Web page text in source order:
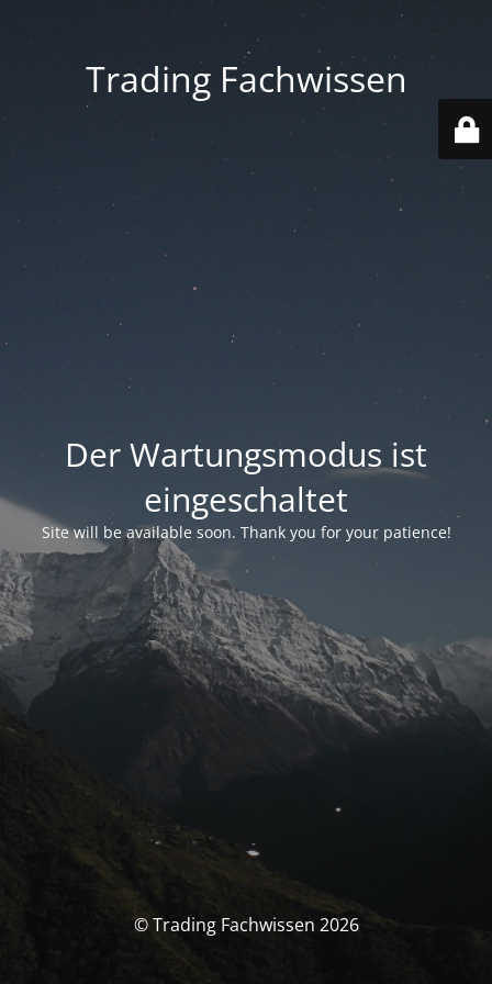
Trading Fachwissen
Der Wartungsmodus ist
eingeschaltet
Site will be available soon. Thank you for your patience!
© Trading Fachwissen 2026